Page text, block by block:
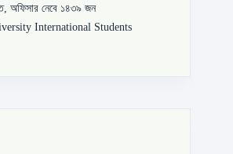
অফিসার নেবে ১৪৩৯ জন
International Students